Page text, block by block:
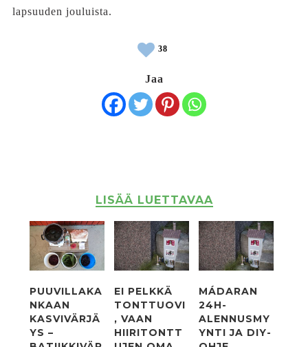
lapsuuden jouluista.
38
Jaa
LISÄÄ LUETTAVAA
PUUVILLAKA
NKAAN
KASVIVÄRJÄ
YS –
EI PELKKÄ
TONTTUOVI
, VAAN
HIIRITONTT
MÁDARAN
24H-
ALENNUSMY
YNTI JA DIY-